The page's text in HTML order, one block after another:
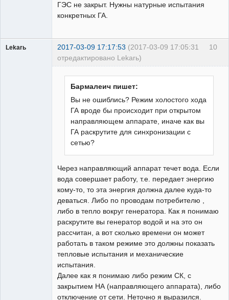
ГЭС не закрыт. Нужны натурные испытания
конкретных ГА.
10
Lekarь 2017-03-09 17:17:53 (2017-03-09 17:05:31
отредактировано Lekarь)
Бармалеич пишет:
Вы не ошиблись? Режим холостого хода
ГА вроде бы происходит при открытом
направляющем аппарате, иначе как вы
ГА раскрутите для синхронизации с
сетью?
Через направляющий аппарат течет вода. Если
вода совершает работу, т.е. передает энергию
кому-то, то эта энергия должна далее куда-то
деваться. Либо по проводам потребителю ,
либо в тепло вокруг генератора. Как я понимаю
раскрутите вы генератор водой и на это он
рассчитан, а вот сколько времени он может
работать в таком режиме это должны показать
тепловые испытания и механические
испытания.
Далее как я понимаю либо режим СК, с
закрытием НА (направляющего аппарата), либо
отключение от сети. Неточно я выразился.